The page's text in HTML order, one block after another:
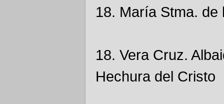
18. María Stma.
18. Vera Cruz.
Hechura del Cristo